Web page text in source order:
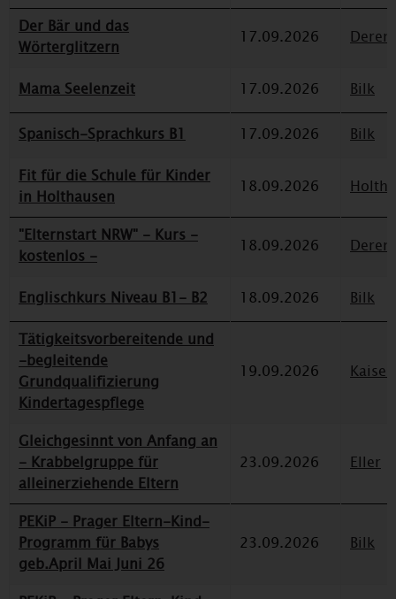
Der Bär und das
Wörterglitzern
17.09.2026
Mama Seelenzeit 17.09.2026 Bilk
Spanisch-Sprachkurs B1 17.09.2026
Bilk
Fit für die Schule für Kinder
in Holthausen
18.09.2026
"Elternstart NRW" - Kurs -
kostenlos -
18.09.2026
Englischkurs Niveau B1- B2 18.09.2026
Bilk
Tätigkeitsvorbereitende und
-begleitende
Grundqualifizierung
Kindertagespflege
19.09.2026
Gleichgesinnt von Anfang an
- Krabbelgruppe für
alleinerziehende Eltern
23.09.2026 Eller
PEKiP - Prager Eltern-Kind-
Programm für Babys
geb.April Mai Juni 26
23.09.2026 Bilk